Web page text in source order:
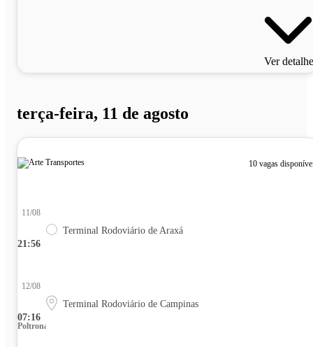
Ver
terça-feira, 11 de agosto
10 vagas
21:56
11/08
Terminal Rodoviário de Araxá
07:16
12/08
Terminal Rodoviário de Campinas
Poltrona